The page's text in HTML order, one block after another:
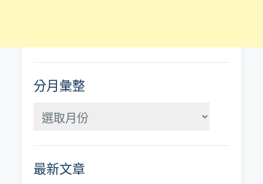
分月彙整
分
整
最新文章